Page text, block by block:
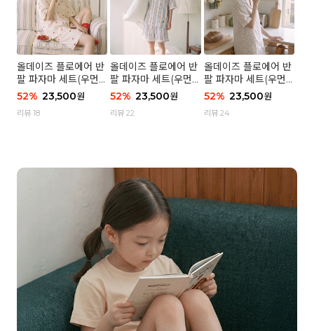
올데이즈 플로에어 반
팔 파자마 세트(우먼)
- 04 하트 컨페티
52% 23,500원
리뷰 18
올데이즈 플로에어 반
팔 파자마 세트(우먼)
- 03 브리즈 스트라이
52% 23,500원
리뷰 22
올데이즈 플로에어 반
팔 파자마 세트(우먼)
- 01 포슬 가든
52% 23,500원
리뷰 24